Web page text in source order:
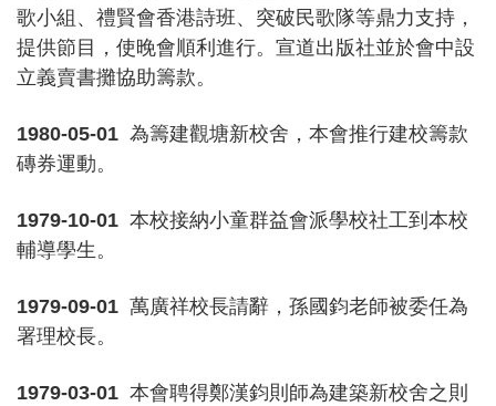
歌小組、禮賢會香港詩班、突破民歌隊等鼎力支持，
提供節目，使晚會順利進行。宣道出版社並於會中設
立義賣書攤協助籌款。
1980-05-01 為籌建觀塘新校舍，本會推行建校籌款
磚券運動。
1979-10-01 本校接納小童群益會派學校社工到本校
輔導學生。
1979-09-01 萬廣祥校長請辭，孫國鈞老師被委任為
署理校長。
1979-03-01 本會聘得鄭漢鈞則師為建築新校舍之則